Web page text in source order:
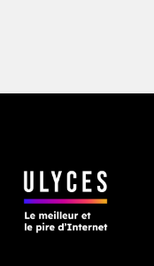
d’être
sur les
et